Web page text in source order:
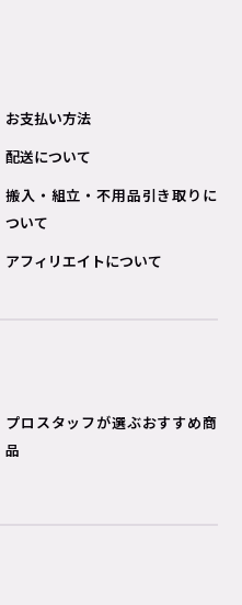
お支払い方法
配送について
搬入・組立・不用品引き取りに
ついて
アフィリエイトについて
プロスタッフが選ぶおすすめ商
品